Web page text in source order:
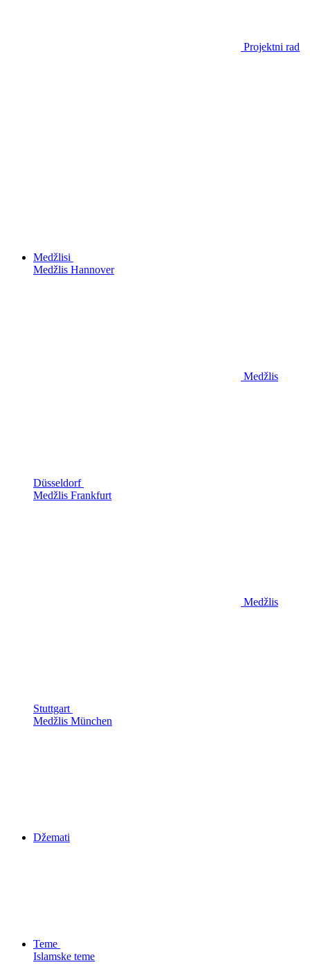
Projektni rad
Medžlisi
Medžlis Hannover
Medžlis
Düsseldorf
Medžlis Frankfurt
Medžlis
Stuttgart
Medžlis München
Džemati
Teme
Islamske teme